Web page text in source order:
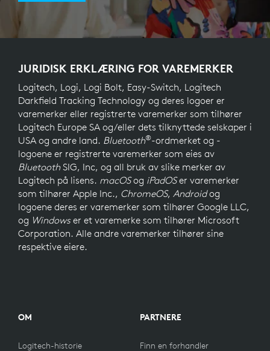
JURIDISK ERKLÆRING FOR VAREMERKER
Logitech, Logi, Logi Bolt, Easy-Switch, Logitech
Darkfield Tracking Technology og deres logoer er
varemerker eller registrerte varemerker som tilhører
Logitech Europe SA og/eller dets tilknyttede selskaper i
USA og andre land. Bluetooth®-ordmerket og -
logoene er registrerte varemerker som eies av
BluetoothSIG, Inc, og all bruk av slike merker av
Logitech på lisens. macOSog iPadOSer varemerker
som tilhører Apple Inc., ChromeOS, Androidog
logoene deres er varemerker som tilhører Google LLC,
og Windowser et varemerke som tilhører Microsoft
Corporation. Alle andre varemerker tilhører sine
respektive eiere.
OM
Logitech-historie
PARTNERE
Finn en forhandler